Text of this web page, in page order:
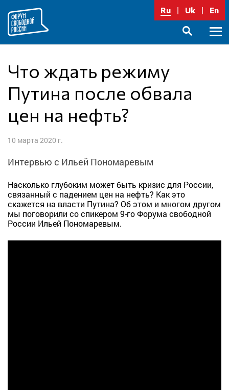
содержимому
Ru Uk En
Что ждать режиму
Путина после обвала
цен на нефть?
10 марта 2020 г.
Интервью с Ильей Пономаревым
Насколько глубоким может быть кризис для России,
связанный с падением цен на нефть? Как это
скажется на власти Путина? Об этом и многом другом
мы поговорили со спикером 9-го Форума свободной
России Ильей Пономаревым.